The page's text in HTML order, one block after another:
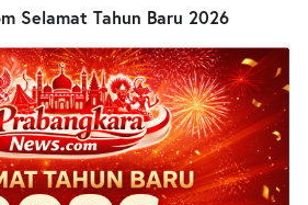
Selamat Tahun Baru 2026